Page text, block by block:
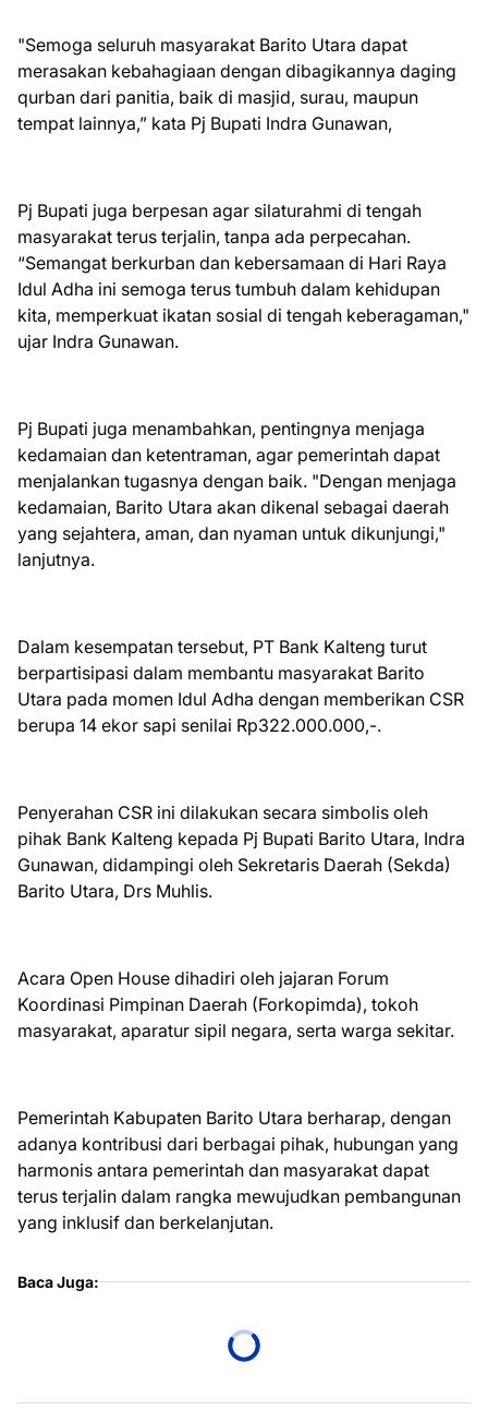
"Semoga seluruh masyarakat Barito Utara dapat
merasakan kebahagiaan dengan dibagikannya daging
qurban dari panitia, baik di masjid, surau, maupun
tempat lainnya,” kata Pj Bupati Indra Gunawan,
Pj Bupati juga berpesan agar silaturahmi di tengah
masyarakat terus terjalin, tanpa ada perpecahan.
“Semangat berkurban dan kebersamaan di Hari Raya
Idul Adha ini semoga terus tumbuh dalam kehidupan
kita, memperkuat ikatan sosial di tengah keberagaman,"
ujar Indra Gunawan.
Pj Bupati juga menambahkan, pentingnya menjaga
kedamaian dan ketentraman, agar pemerintah dapat
menjalankan tugasnya dengan baik. "Dengan menjaga
kedamaian, Barito Utara akan dikenal sebagai daerah
yang sejahtera, aman, dan nyaman untuk dikunjungi,"
lanjutnya.
Dalam kesempatan tersebut, PT Bank Kalteng turut
berpartisipasi dalam membantu masyarakat Barito
Utara pada momen Idul Adha dengan memberikan CSR
berupa 14 ekor sapi senilai Rp322.000.000,-.
Penyerahan CSR ini dilakukan secara simbolis oleh
pihak Bank Kalteng kepada Pj Bupati Barito Utara, Indra
Gunawan, didampingi oleh Sekretaris Daerah (Sekda)
Barito Utara, Drs Muhlis.
Acara Open House dihadiri oleh jajaran Forum
Koordinasi Pimpinan Daerah (Forkopimda), tokoh
masyarakat, aparatur sipil negara, serta warga sekitar.
Pemerintah Kabupaten Barito Utara berharap, dengan
adanya kontribusi dari berbagai pihak, hubungan yang
harmonis antara pemerintah dan masyarakat dapat
terus terjalin dalam rangka mewujudkan pembangunan
yang inklusif dan berkelanjutan.
Baca Juga: